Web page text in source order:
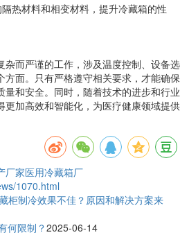
热材料和相变材料，提升冷藏箱的性
杂而严谨的工作，涉及温度控制、设备选
面。只有严格遵守相关要求，才能确保
和安全。同时，随着技术的进步和行业
更加高效和智能化，为医疗健康领域提供
厂家医用冷藏箱厂
1070.html
柜制冷效果不佳？原因和解决方案来
何限制？2025-06-14